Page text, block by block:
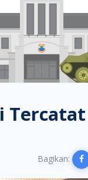
Tercatat
Bagikan: